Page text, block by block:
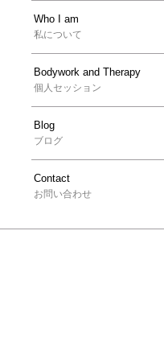
Who I am
私について
Bodywork and Therapy
個人セッション
Blog
ブログ
Contact
お問い合わせ